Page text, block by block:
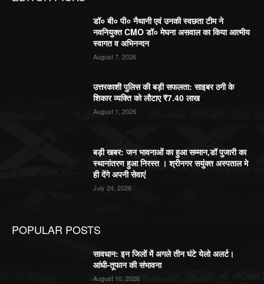
डॉ० बी० पी० नैथानी एवं उनकी स्वछता टीम ने
नवनियुक्त CMO डॉ० मेघना असवाल का किया आत्मीय
स्वागत व अभिनन्दन
August 7, 2026
उत्तरकाशी पुलिस की बड़ी सफलता: साइबर ठगी के
शिकार व्यक्ति को लौटाए ₹7.40 लाख
August 1, 2026
बड़ी खबर: जन भावनाओं का हुआ सम्मान,डॉ पुजारी का
स्थानांतरण हुआ निरस्त । श्रीनगर सयुंक्त अस्पताल मे
ही देंगे अपनी सेवाएं
July 24, 2026
POPULAR POSTS
सावधान: इन जिलों में अगले तीन घंटे येलो अलर्ट।
आंधी-तूफान की संभावना
August 10, 2026